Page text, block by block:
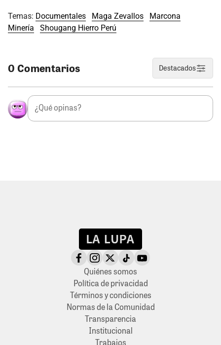
Temas: Documentales Maga Zevallos
Marcona
Minería
Shougang Hierro Perú
0 Comentarios Destacados
Quiénes somos
Política de privacidad
Términos y condiciones
Normas de la Comunidad
Transparencia
Institucional
Trabajos